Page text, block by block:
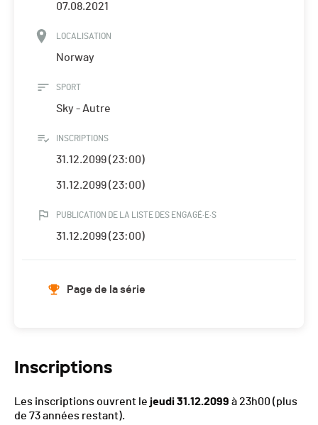
07.08.2021
LOCALISATION
Norway
SPORT
Sky - Autre
INSCRIPTIONS
31.12.2099 (23:00)
31.12.2099 (23:00)
PUBLICATION DE LA LISTE DES ENGAGÉ·E·S
31.12.2099 (23:00)
Page de la série
Inscriptions
Les inscriptions ouvrent le jeudi 31.12.2099 à 23h00 (plus
de 73 années restant).